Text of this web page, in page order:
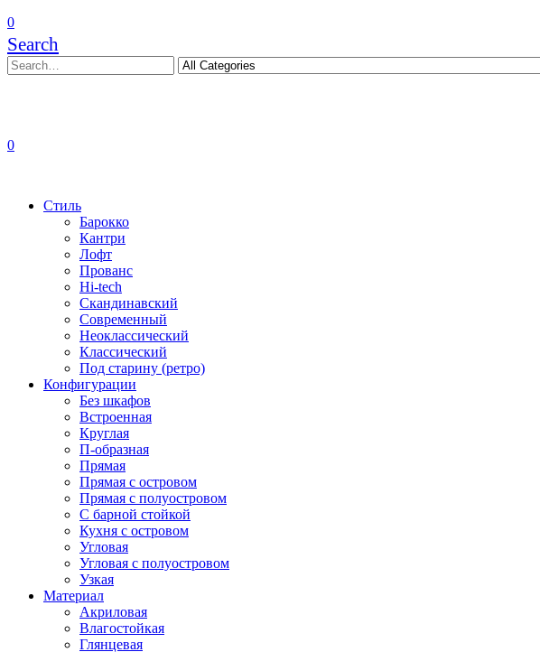
0
Search
0
Стиль
Барокко
Кантри
Лофт
Прованс
Hi-tech
Скандинавский
Современный
Неоклассический
Классический
Под старину (ретро)
Конфигурации
Без шкафов
Встроенная
Круглая
П-образная
Прямая
Прямая с островом
Прямая с полуостровом
С барной стойкой
Кухня с островом
Угловая
Угловая с полуостровом
Узкая
Материал
Акриловая
Влагостойкая
Глянцевая